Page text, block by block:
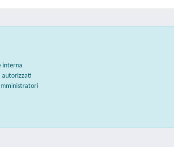
interna
autorizzati